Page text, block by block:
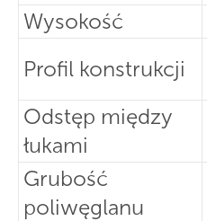
Wysokość
Profil konstrukcji
Odstęp między
łukami
Grubość
poliwęglanu